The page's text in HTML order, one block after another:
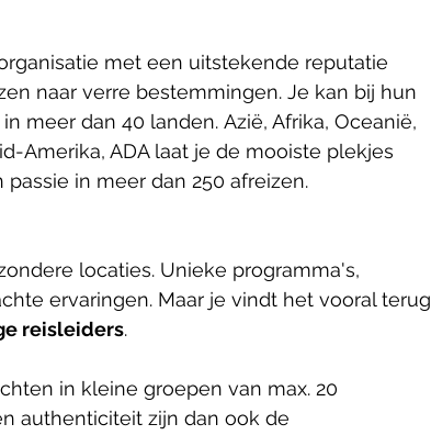
met een uitstekende reputatie
naar verre bestemmingen. Je kan bij hun
meer dan 40 landen. Azië, Afrika, Oceanië,
Amerika, ADA laat je de mooiste plekjes
in meer dan 250 afreizen.
locaties. Unieke programma's,
ervaringen. Maar je vindt het vooral terug
reisleiders.
in kleine groepen van max. 20
authenticiteit zijn dan ook de